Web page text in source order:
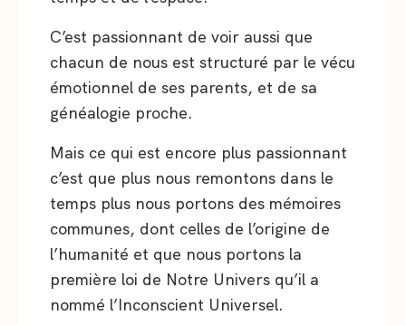
C’est passionnant de voir aussi que
chacun de nous est structuré par le vécu
émotionnel de ses parents, et de sa
généalogie proche.
Mais ce qui est encore plus passionnant
c’est que plus nous remontons dans le
temps plus nous portons des mémoires
communes, dont celles de l’origine de
l’humanité et que nous portons la
première loi de Notre Univers qu’il a
nommé l’Inconscient Universel.